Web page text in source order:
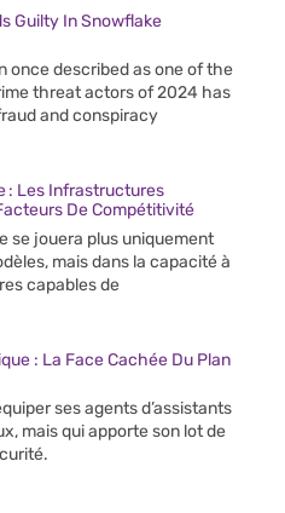
Guilty In Snowflake
once described as one of the
threat actors of 2024 has
and conspiracy
: Les Infrastructures
De Compétitivité
se jouera plus uniquement
mais dans la capacité à
capables de
: La Face Cachée Du Plan
ses agents d’assistants
mais qui apporte son lot de